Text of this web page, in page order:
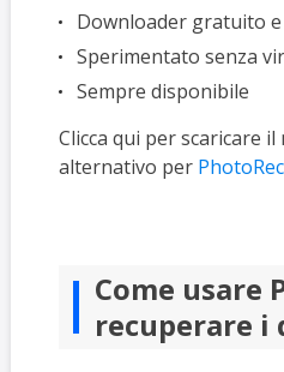
Downloader gratuito e
Sperimentato senza
Sempre disponibile
Clicca qui per scaricare
alternativo per PhotoRec
Come usare
recuperare i